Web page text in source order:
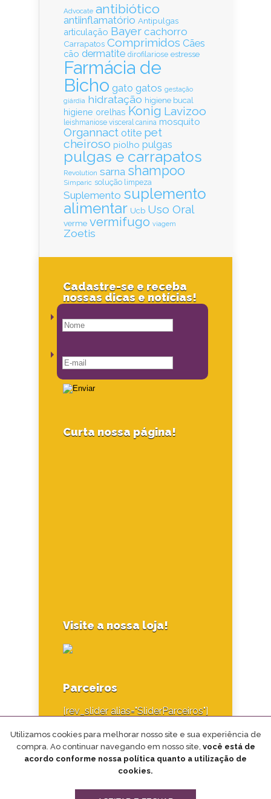
Advocate antibiótico
antiinflamatório Antipulgas
articulação Bayer cachorro
Carrapatos Comprimidos Cães
cão dermatite dirofilariose estresse
Farmácia de
Bicho gato gatos gestação
giárdia hidratação higiene bucal
higiene orelhas Konig Lavizoo
leishmaniose visceral canina mosquito
Organnact otite pet
cheiroso piolho pulgas
pulgas e carrapatos
Revolution sarna shampoo
Simparic solução limpeza
Suplemento suplemento
alimentar Ucb Uso Oral
verme vermifugo viagem
Zoetis
Cadastre-se e receba
nossas dicas e notícias!
Curta nossa página!
Visite a nossa loja!
Parceiros
[rev_slider alias="SliderParceiros"]
Utilizamos cookies para melhorar nosso site e sua experiência de
compra. Ao continuar navegando em nosso site, você está de
acordo conforme nossa política quanto a utilização de
cookies.